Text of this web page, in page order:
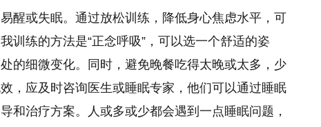
醒或失眠。通过放松训练，降低身心焦虑水平，可
训练的方法是“正念呼吸”，可以选一个舒适的姿
的细微变化。同时，避免晚餐吃得太晚或太多，少
，应及时咨询医生或睡眠专家，他们可以通过睡眠
和治疗方案。人或多或少都会遇到一点睡眠问题，